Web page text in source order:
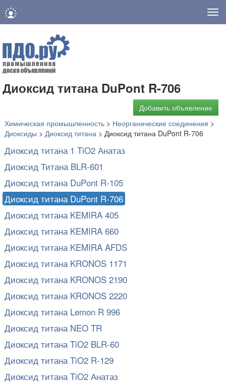
Диоксид титана DuPont R-706
Добавить объявление
Химическая промышленность > Неорганические соединения >
Диоксиды > Диоксид титана > Диоксид титана DuPont R-706
Диоксид титана 1 TiO2 Анатаз
Диоксид Титана BLR-601
Диоксид титана DuPont R-105
Диоксид титана DuPont R-706
Диоксид титана KEMIRA 405
Диоксид титана KEMIRA 660
Диоксид титана KEMIRA AFDS
Диоксид титана KRONOS 1171
Диоксид титана KRONOS 2190
Диоксид титана KRONOS 2220
Диоксид титана Lemon R 996
Диоксид титана NEO TR
Диоксид титана TiO2 BLR-60
Диоксид титана TiO2 R-129
Диоксид титана TiO2 Анатаз